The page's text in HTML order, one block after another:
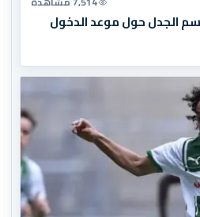
الجدل حول موعد الدخول